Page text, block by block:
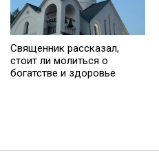
Священник рассказал,
стоит ли молиться о
богатстве и здоровье